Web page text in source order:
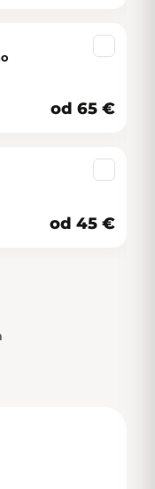
od 65 €
od 45 €
prvky výpisu